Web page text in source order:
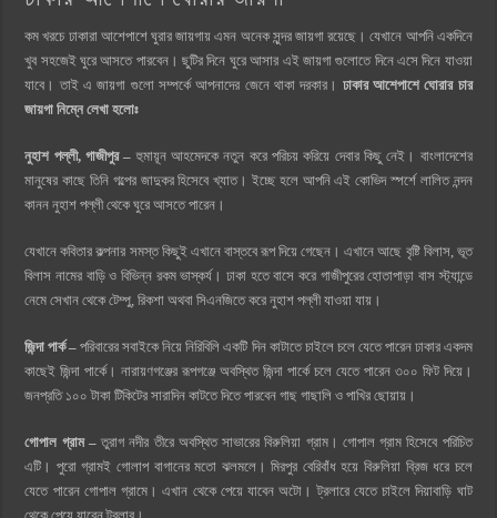
কম খরচে ঢাকারা আশেপাশে ঘুরার জায়গায় এমন অনেক সুন্দর জায়গা রয়েছে। যেখানে আপনি একদিনে
খুব সহজেই ঘুরে আসতে পারবেন। ছুটির দিনে ঘুরে আসার এই জায়গা গুলোতে দিনে এসে দিনে যাওয়া
যাবে। তাই এ জায়গা গুলো সম্পর্কে আপনাদের জেনে থাকা দরকার। ঢাকার আশেপাশে ঘোরার চার
জায়গা নিম্নে লেখা হলোঃ
নুহাশ পল্লী, গাজীপুর – হুমায়ূন আহমেদকে নতুন করে পরিচয় করিয়ে দেবার কিছু নেই। বাংলাদেশের
মানুষের কাছে তিনি গল্পের জাদুকর হিসেবে খ্যাত। ইচ্ছে হলে আপনি এই কোভিদ স্পর্শে লালিত নন্দন
কানন নুহাশ পল্লী থেকে ঘুরে আসতে পারেন।
যেখানে কবিতার কল্পনার সমস্ত কিছুই এখানে বাস্তবে রূপ দিয়ে গেছেন। এখানে আছে বৃষ্টি বিলাস, ভূত
বিলাস নামের বাড়ি ও বিভিন্ন রকম ভাস্কর্য। ঢাকা হতে বাসে করে গাজীপুরের হোতাপাড়া বাস স্ট্যান্ডে
নেমে সেখান থেকে টেম্পু, রিকশা অথবা সিএনজিতে করে নুহাশ পল্লী যাওয়া যায়।
জিন্দা পার্ক –পরিবারের সবাইকে নিয়ে নিরিবিলি একটি দিন কাটাতে চাইলে চলে যেতে পারেন ঢাকার একদম
কাছেই জিন্দা পার্কে। নারায়ণগঞ্জের রূপগঞ্জে অবস্থিত জিন্দা পার্কে চলে যেতে পারেন ৩০০ ফিট দিয়ে।
জনপ্রতি ১০০ টাকা টিকিটের সারাদিন কাটতে দিতে পারবেন গাছ গাছালি ও পাখির ছোয়ায়।
গোপাল গ্রাম –তুরাগ নদীর তীরে অবস্থিত সাভারের বিরুলিয়া গ্রাম। গোপাল গ্রাম হিসেবে পরিচিত
এটি। পুরো গ্রামই গোলাপ বাগানের মতো ঝলমলে। মিরপুর বেরিবাঁধ হয়ে বিরুলিয়া ব্রিজ ধরে চলে
যেতে পারেন গোপাল গ্রামে। এখান থেকে পেয়ে যাবেন অটো। ট্রলারে যেতে চাইলে দিয়াবাড়ি ঘাট